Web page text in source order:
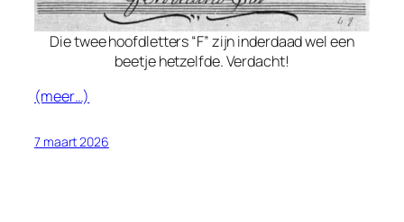
Die twee hoofdletters “F” zijn inderdaad wel een
beetje hetzelfde. Verdacht!
(meer…)
7 maart 2026